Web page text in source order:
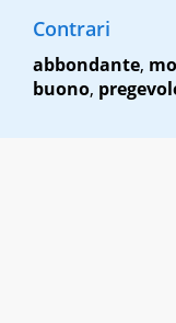
Contrari
abbondante,
buono,